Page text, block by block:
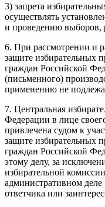
3) запрета
осуществлять
и проведению выборов,
6. При рассмотрении и
защите избирательных
граждан Российской
(письменного)
применению не
7. Центральная
Федерации в лице
привлечена судом к
защите избирательных
граждан Российской
этому делу, за
избирательной
административном деле
ответчика или